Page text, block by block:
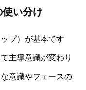
い分け
プ）が基本です
主導意識が変わり
意識やフェースの